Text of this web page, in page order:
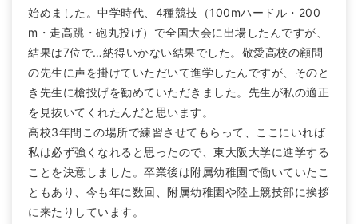
始めました。中学時代、4種競技（100mハードル・200
m・走高跳・砲丸投げ）で全国大会に出場したんですが、
結果は7位で…納得いかない結果でした。敬愛高校の顧問
の先生に声を掛けていただいて進学したんですが、そのと
き先生に槍投げを勧めていただきました。先生が私の適正
を見抜いてくれたんだと思います。
高校3年間この場所で練習させてもらって、ここにいれば
私は必ず強くなれると思ったので、東大阪大学に進学する
ことを決意しました。卒業後は附属幼稚園で働いていたこ
ともあり、今も年に数回、附属幼稚園や陸上競技部に挨拶
に来たりしています。